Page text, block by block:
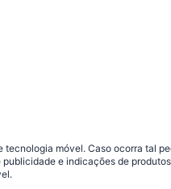
móvel. Caso ocorra tal
e indicações de